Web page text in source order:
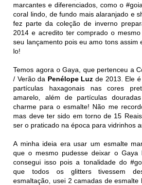
marcantes e diferenciados, como o
coral lindo, de fundo mais alaranjado e
fez parte da coleção de inverno
2014 e acredito ter comprado o
seu lançamento pois eu amo tons assim
lo!
Temos agora o Gaya, que pertenceu a
/ Verão da Penélope Luz de 2013. Ele
partículas haxagonais nas cores
amarelo, além de partículas
charme para o esmalte! Não me
mas deve ter sido em torno de 15
ser o praticado na época para vidrinhos
A minha ideia era usar um esmalte
que o mesmo pudesse deixar o Gaya
consegui isso pois a tonalidade do
que todos os glitters tivessem
esmaltação, usei 2 camadas de